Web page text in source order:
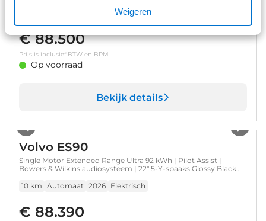
Weigeren
Elektrisch
€ 88.500
Prijs is inclusief BTW en BPM.
Op voorraad
Bekijk details
Volvo ES90
Single Motor Extended Range Ultra 92 kWh | Pilot Assist |
Bowers & Wilkins audiosysteem | 22" 5-Y-spaaks Glossy Black
10 km Automaat 2026 Elektrisch
€ 88.390